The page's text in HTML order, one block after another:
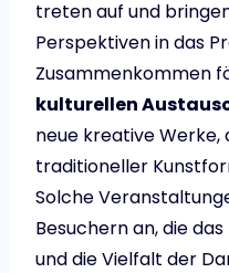
treten auf und
Perspektiven in das
Zusammenkommen
kulturellen
neue kreative Werke,
traditioneller
Solche
Besuchern an, die
und die Vielfalt der